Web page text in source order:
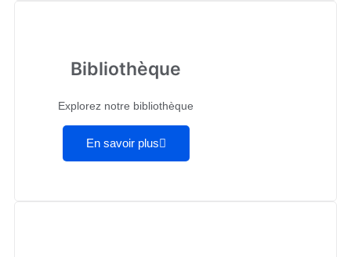
Bibliothèque
Explorez notre bibliothèque
En savoir plus